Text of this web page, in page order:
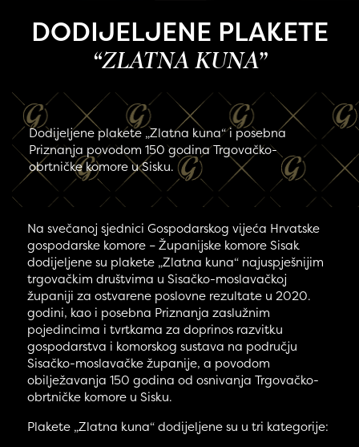
DODIJELJENE PLAKETE
“ZLATNA KUNA”
Dodijeljene plakete „Zlatna kuna“ i posebna
Priznanja povodom 150 godina Trgovačko-
obrtničke komore u Sisku.
Na svečanoj sjednici Gospodarskog vijeća Hrvatske
gospodarske komore – Županijske komore Sisak
dodijeljene su plakete „Zlatna kuna“ najuspješnijim
trgovačkim društvima u Sisačko-moslavačkoj
županiji za ostvarene poslovne rezultate u 2020.
godini, kao i posebna Priznanja zaslužnim
pojedincima i tvrtkama za doprinos razvitku
gospodarstva i komorskog sustava na području
Sisačko-moslavačke županije, a povodom
obilježavanja 150 godina od osnivanja Trgovačko-
obrtničke komore u Sisku.
Plakete „Zlatna kuna“ dodijeljene su u tri kategorije: